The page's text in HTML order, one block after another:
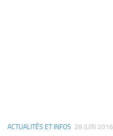
ACTUALITÉS ET INFOS 28 JUIN 2016